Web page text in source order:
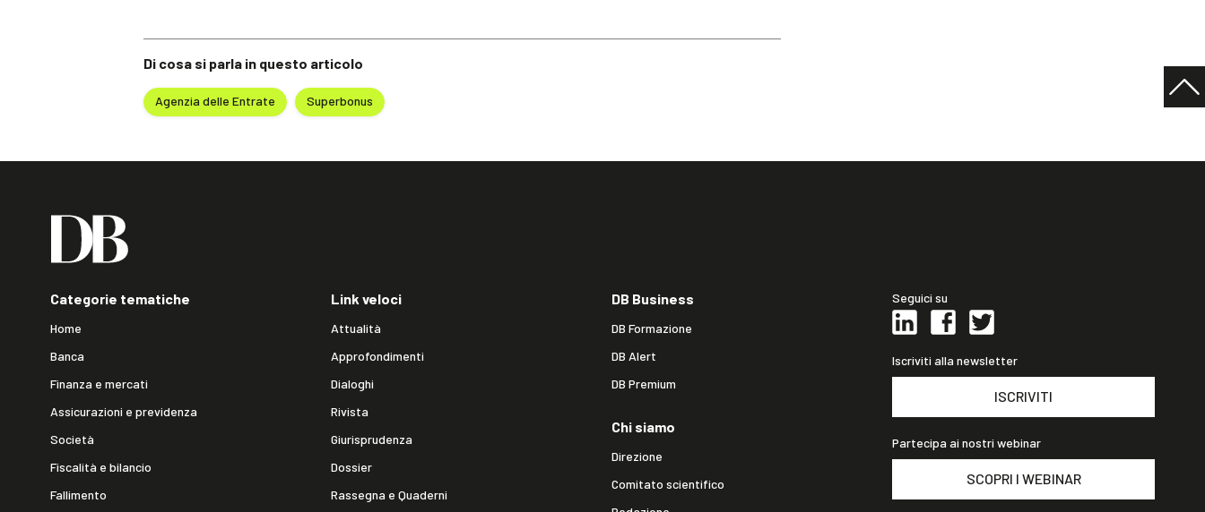
Di cosa si parla in questo articolo
Agenzia delle Entrate Superbonus
Categorie tematiche
Home
Banca
Finanza e mercati
Assicurazioni e previdenza
Società
Fiscalità e bilancio
Fallimento
Link veloci
Attualità
Approfondimenti
Dialoghi
Rivista
Giurisprudenza
Dossier
Rassegna e Quaderni
DB Business
DB Formazione
DB Alert
DB Premium
Chi siamo
Direzione
Comitato scientifico
Seguici su
Iscriviti alla newsletter
ISCRIVITI
Partecipa ai nostri webinar
SCOPRI I WEBINAR